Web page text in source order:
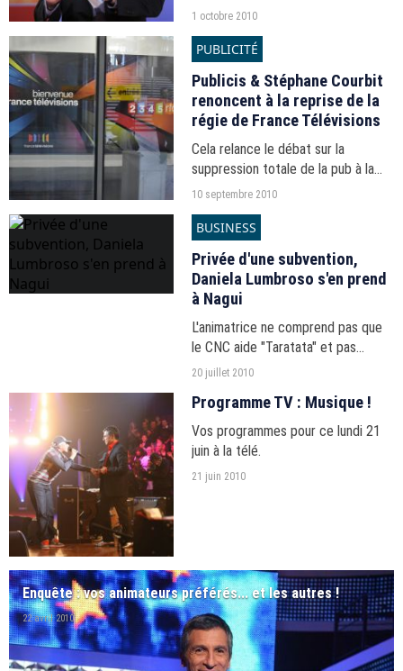
depuis sa création en 2006.
1 octobre 2010
PUBLICITÉ
Publicis & Stéphane Courbit
renoncent à la reprise de la
régie de France Télévisions
Cela relance le débat sur la
suppression totale de la pub à la
télé publique.
10 septembre 2010
BUSINESS
Privée d'une subvention,
Daniela Lumbroso s'en prend
à Nagui
L'animatrice ne comprend pas que
le CNC aide "Taratata" et pas
"Chabada" qu'elle produit.
20 juillet 2010
Programme TV : Musique !
Vos programmes pour ce lundi 21
juin à la télé.
21 juin 2010
Enquête : vos animateurs préférés... et les autres !
22 avril 2010